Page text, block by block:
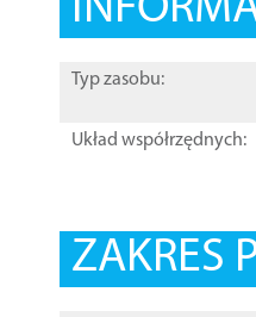
Typ zasobu:
Układ współrzędnych:
ZAKRES